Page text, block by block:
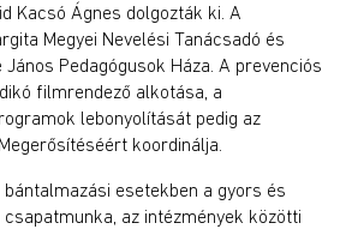
Kacsó Ágnes dolgozták ki. A
Megyei Nevelési Tanácsadó és
Pedagógusok Háza. A prevenciós
filmrendező alkotása, a
lebonyolítását pedig az
koordinálja.
esetekben a gyors és
az intézmények közötti